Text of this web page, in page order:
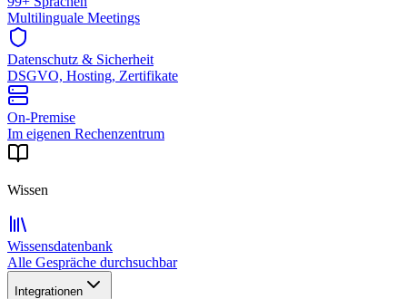
Multilinguale Meetings
Datenschutz & Sicherheit
DSGVO, Hosting, Zertifikate
On-Premise
Im eigenen Rechenzentrum
Wissen
Wissensdatenbank
Alle Gespräche durchsuchbar
Integrationen